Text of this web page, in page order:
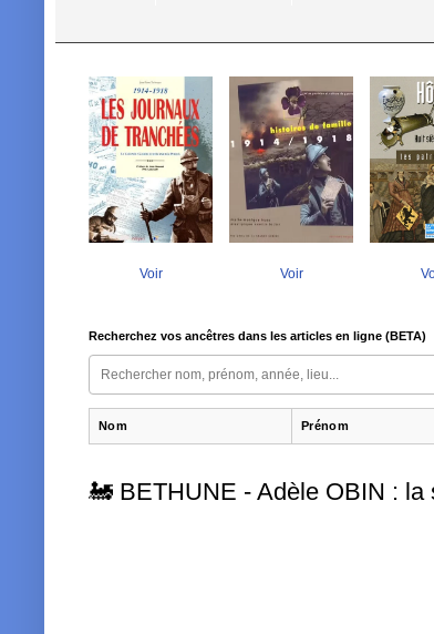
Voir Voir
Recherchez vos ancêtres dans les articles en ligne (BETA)
Nom Prénom
🚂 BETHUNE - Adèle OBIN : la